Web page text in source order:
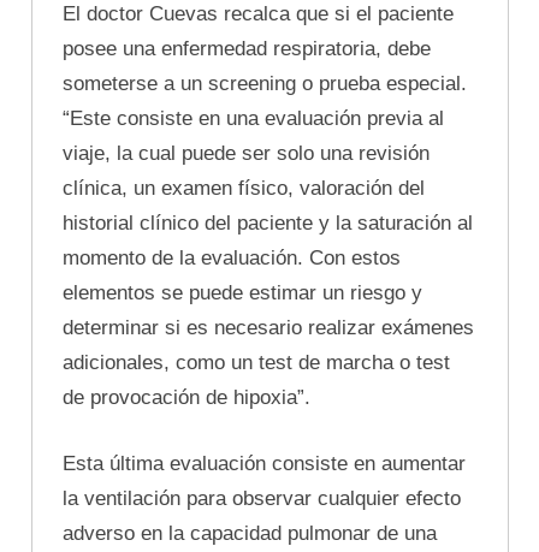
El doctor Cuevas recalca que si el paciente
posee una enfermedad respiratoria, debe
someterse a un screening o prueba especial.
“Este consiste en una evaluación previa al
viaje, la cual puede ser solo una revisión
clínica, un examen físico, valoración del
historial clínico del paciente y la saturación al
momento de la evaluación. Con estos
elementos se puede estimar un riesgo y
determinar si es necesario realizar exámenes
adicionales, como un test de marcha o test
de provocación de hipoxia”.
Esta última evaluación consiste en aumentar
la ventilación para observar cualquier efecto
adverso en la capacidad pulmonar de una